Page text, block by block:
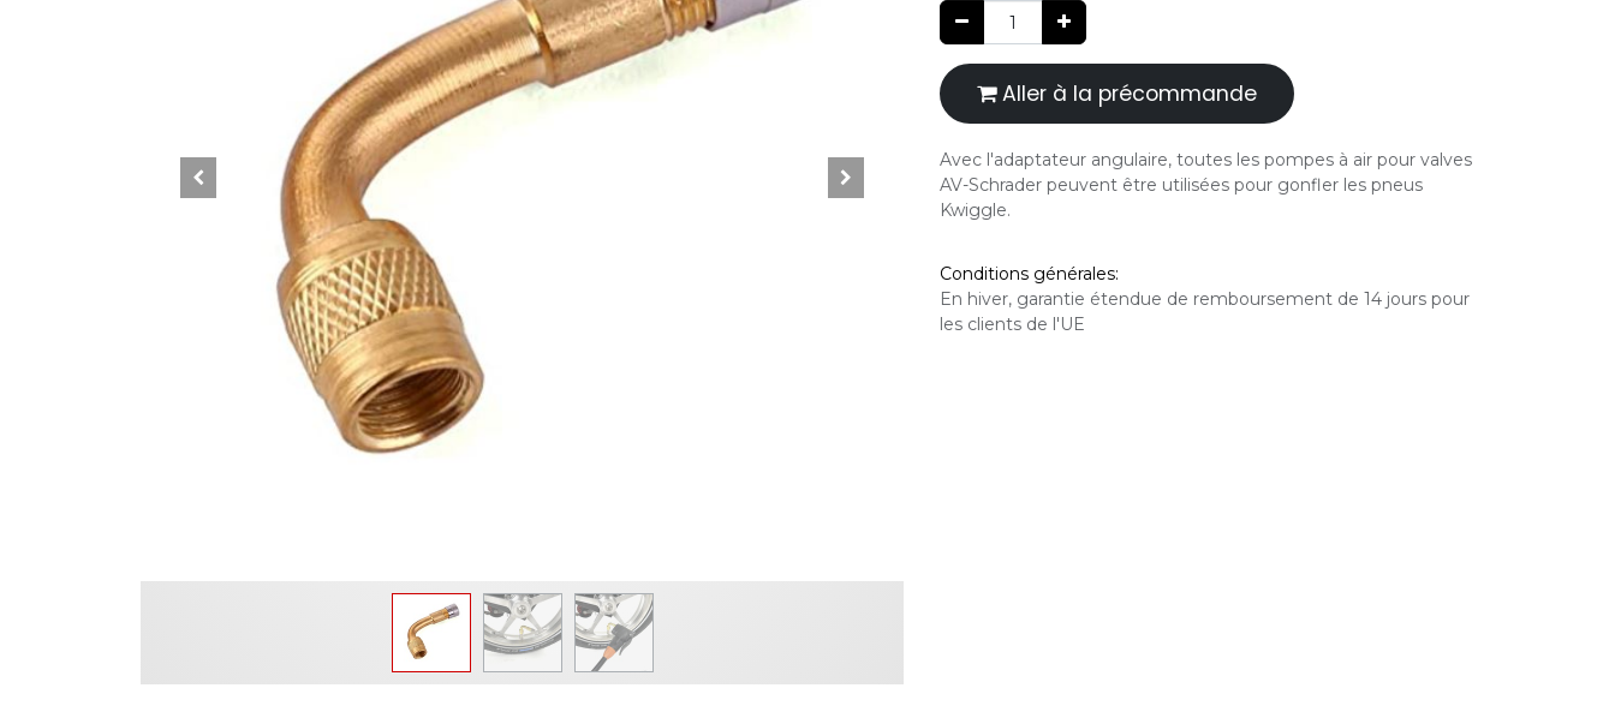
Aller à la précommande
Avec l'adaptateur angulaire, toutes les pompes à air pour valves
AV-Schrader peuvent être utilisées pour gonfler les pneus
Kwiggle.
Conditions générales:
En hiver, garantie étendue de remboursement de 14 jours pour
les clients de l'UE